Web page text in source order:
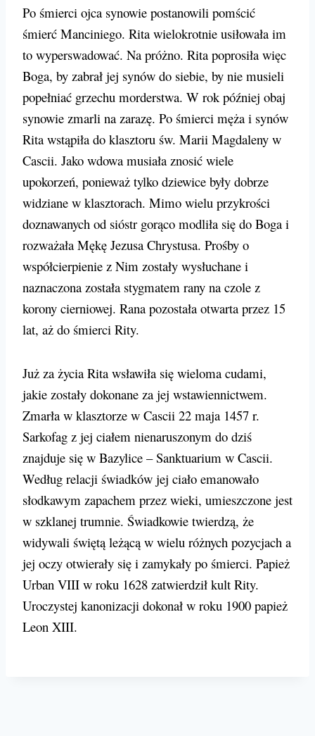
Po śmierci ojca synowie postanowili pomścić
śmierć Manciniego. Rita wielokrotnie usiłowała im
to wyperswadować. Na próżno. Rita poprosiła więc
Boga, by zabrał jej synów do siebie, by nie musieli
popełniać grzechu morderstwa. W rok później obaj
synowie zmarli na zarazę. Po śmierci męża i synów
Rita wstąpiła do klasztoru św. Marii Magdaleny w
Cascii. Jako wdowa musiała znosić wiele
upokorzeń, ponieważ tylko dziewice były dobrze
widziane w klasztorach. Mimo wielu przykrości
doznawanych od sióstr gorąco modliła się do Boga i
rozważała Mękę Jezusa Chrystusa. Prośby o
współcierpienie z Nim zostały wysłuchane i
naznaczona została stygmatem rany na czole z
korony cierniowej. Rana pozostała otwarta przez 15
lat, aż do śmierci Rity.
Już za życia Rita wsławiła się wieloma cudami,
jakie zostały dokonane za jej wstawiennictwem.
Zmarła w klasztorze w Cascii 22 maja 1457 r.
Sarkofag z jej ciałem nienaruszonym do dziś
znajduje się w Bazylice – Sanktuarium w Cascii.
Według relacji świadków jej ciało emanowało
słodkawym zapachem przez wieki, umieszczone jest
w szklanej trumnie. Świadkowie twierdzą, że
widywali świętą leżącą w wielu różnych pozycjach a
jej oczy otwierały się i zamykały po śmierci. Papież
Urban VIII w roku 1628 zatwierdził kult Rity.
Uroczystej kanonizacji dokonał w roku 1900 papież
Leon XIII.